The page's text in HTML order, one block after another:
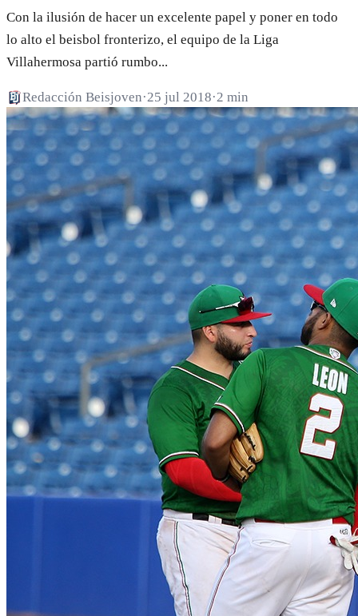
Con la ilusión de hacer un excelente papel y poner en todo
lo alto el beisbol fronterizo, el equipo de la Liga
Villahermosa partió rumbo...
Redacción Beisjoven·25 jul 2018·2 min